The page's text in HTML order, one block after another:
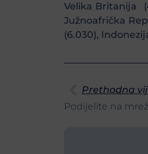
Velika Britanija
Južnoafrička
(6.030),
Prethodna
Podijelite na